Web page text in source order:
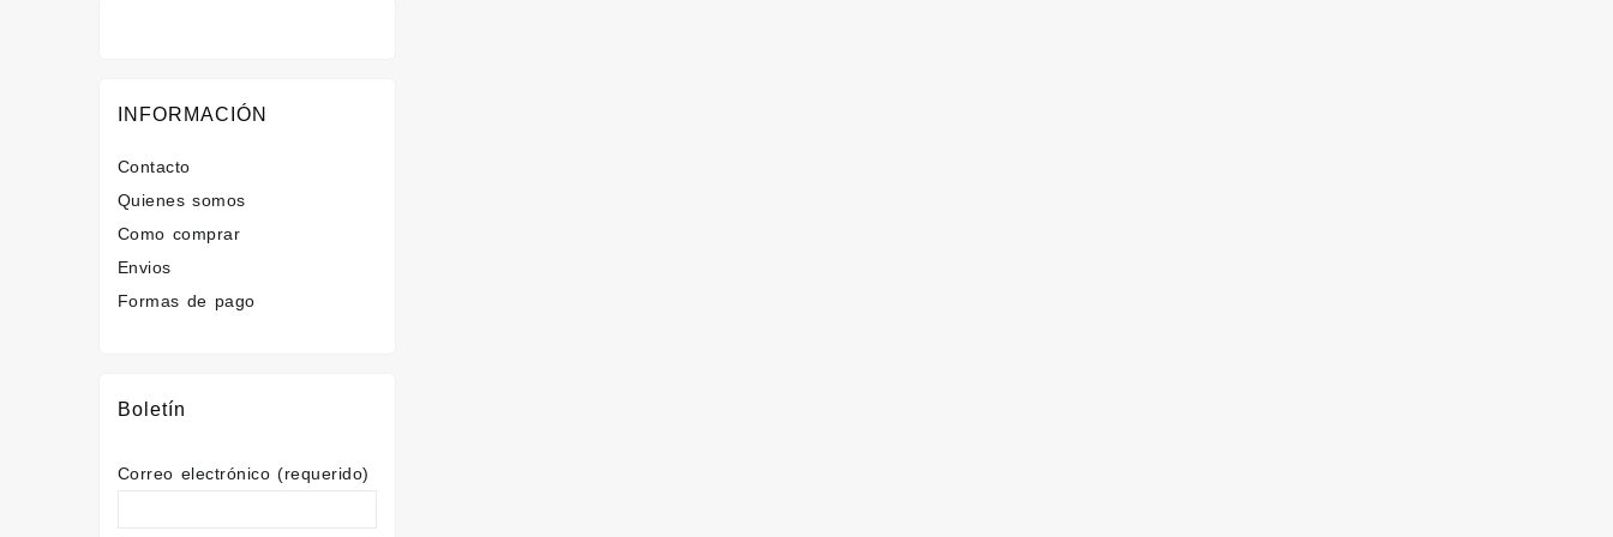
INFORMACIÓN
Contacto
Quienes somos
Como comprar
Envios
Formas de pago
Boletín
Correo electrónico (requerido)